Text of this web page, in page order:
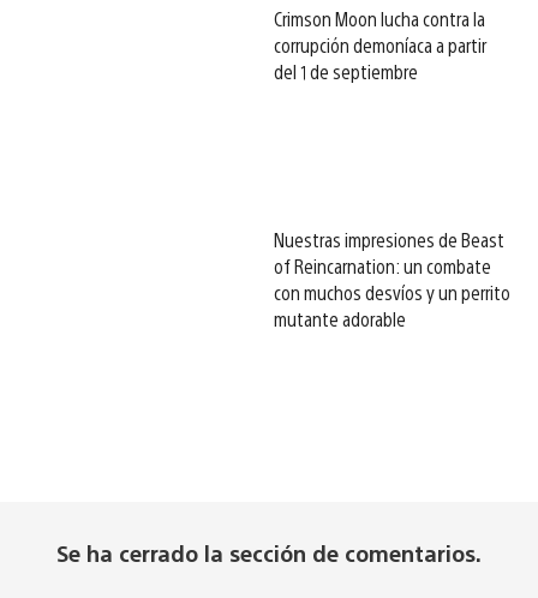
Crimson Moon lucha contra la
corrupción demoníaca a partir
del 1 de septiembre
Nuestras impresiones de Beast
of Reincarnation: un combate
con muchos desvíos y un perrito
mutante adorable
Se ha cerrado la sección de comentarios.